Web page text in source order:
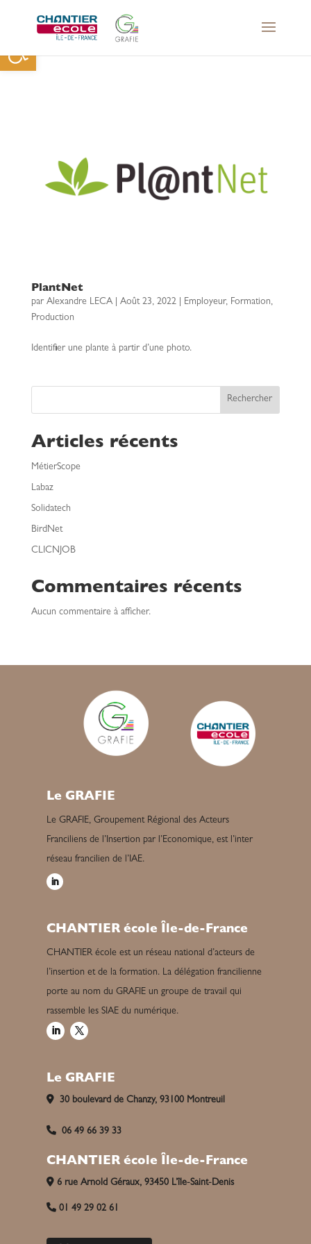
Ouvrir la barre d’outils
PlantNet
par Alexandre LECA| Août 23, 2022| Employeur, Formation,
Production
Identifier une plante à partir d’une photo.
Rechercher
Articles récents
MétierScope
Labaz
Solidatech
BirdNet
CLICNJOB
Commentaires récents
Aucun commentaire à afficher.
Le GRAFIE
Le GRAFIE, Groupement Régional des Acteurs
Franciliens de l’Insertion par l’Economique, est l’inter
réseau francilien de l’IAE.
CHANTIER école Île-de-France
CHANTIER école est un réseau national d’acteurs de
l’insertion et de la formation. La délégation francilienne
porte au nom du GRAFIE un groupe de travail qui
rassemble les SIAE du numérique.
Le GRAFIE
30 boulevard de Chanzy, 93100 Montreuil
06 49 66 39 33
CHANTIER école Île-de-France
6 rue Arnold Géraux, 93450 L’île-Saint-Denis
01 49 29 02 61